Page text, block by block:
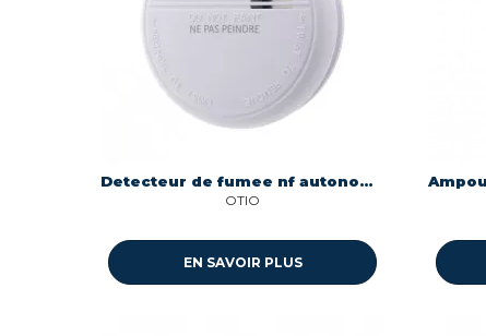
Detecteur de fumee nf autonomie 3 ans-garantie 5 ans Otio 520032
OTIO
EN SAVOIR PLUS